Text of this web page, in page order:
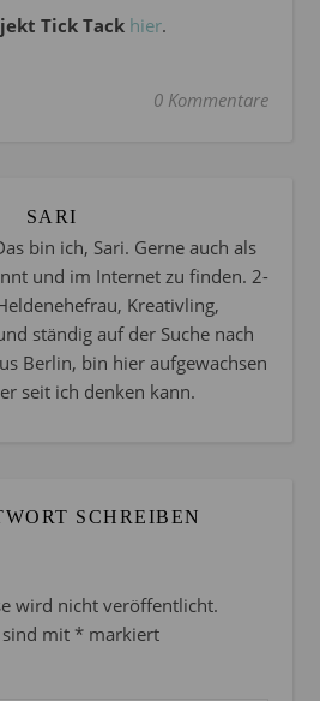
Tick Tack hier.
0 Kommentare
SARI
bin ich, Sari. Gerne auch als
und im Internet zu finden. 2-
Kreativling,
ständig auf der Suche nach
Berlin, bin hier aufgewachsen
seit ich denken kann.
SCHREIBEN
wird nicht veröffentlicht.
mit * markiert